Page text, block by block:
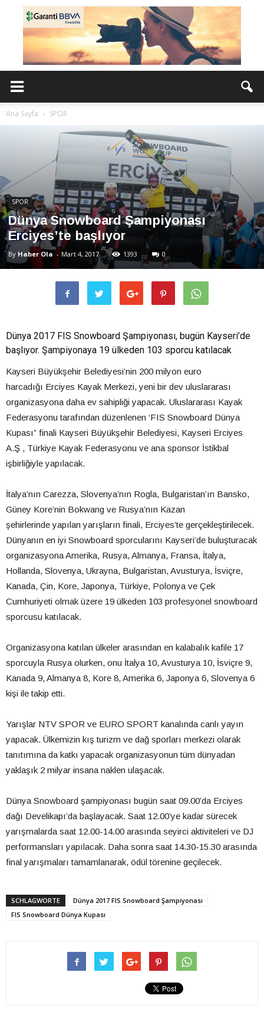
Ana Sayfa SPOR
SPOR
Dünya Snowboard Şampiyonası
Erciyes’te başlıyor
By Haber Ola - Mart 4, 2017 1393 0
Dünya 2017 FIS Snowboard Şampiyonası, bugün Kayseri’de
başlıyor. Şampiyonaya 19 ülkeden 103 sporcu katılacak
Kayseri Büyükşehir Belediyesi’nin 200 milyon euro
harcadığı Erciyes Kayak Merkezi, yeni bir dev uluslararası
organizasyona daha ev sahipliği yapacak. Uluslararası Kayak
Federasyonu tarafından düzenlenen ‘FIS Snowboard Dünya
Kupası” finali Kayseri Büyükşehir Belediyesi, Kayseri Erciyes
A.Ş , Türkiye Kayak Federasyonu ve ana sponsor İstikbal
işbirliğiyle yapılacak.
İtalya’nın Carezza, Slovenya’nın Rogla, Bulgaristan’ın Bansko,
Güney Kore’nin Bokwang ve Rusya’nın Kazan
şehirlerinde yapılan yarışların finali, Erciyes’te gerçekleştirilecek.
Dünyanın en iyi Snowboard sporcularını Kayseri’de buluşturacak
organizasyona Amerika, Rusya, Almanya, Fransa, İtalya,
Hollanda, Slovenya, Ukrayna, Bulgaristan, Avusturya, İsviçre,
Kanada, Çin, Kore, Japonya, Türkiye, Polonya ve Çek
Cumhuriyeti olmak üzere 19 ülkeden 103 profesyonel snowboard
sporcusu katılacak.
Organizasyona katılan ülkeler arasından en kalabalık kafile 17
sporcuyla Rusya olurken, onu İtalya 10, Avusturya 10, İsviçre 9,
Kanada 9, Almanya 8, Kore 8, Amerika 6, Japonya 6, Slovenya 6
kişi ile takip etti.
Yarışlar NTV SPOR ve EURO SPORT kanalında canlı yayın
yapacak. Ülkemizin kış turizm ve dağ sporları merkezi olarak
tanıtımına da katkı yapacak organizasyonun tüm dünyadan
yaklaşık 2 milyar insana naklen ulaşacak.
Dünya Snowboard şampiyonası bugün saat 09.00’da Erciyes
dağı Develikapı’da başlayacak. Saat 12.00’ye kadar sürecek
yarışmalarda saat 12.00-14.00 arasında seyirci aktiviteleri ve DJ
performansları yapılacak. Daha sonra saat 14.30-15.30 arasında
final yarışmaları tamamlanarak, ödül törenine geçilecek.
SCHLAGWORTE
Dünya 2017 FIS Snowboard Şampiyonası
FIS Snowboard Dünya Kupası